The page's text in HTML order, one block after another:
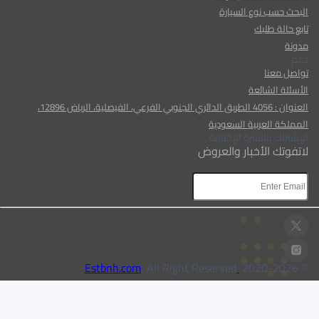
البحث حسب نوع السيارة
تابع حالة طلبك
مدونة
دعم
تواصل معنا
الأسئلة الشائعة
العنوان : 4056 الطريق الدائري الجنوبي الفرعي، الفيصلية، الرياض 12896،
المملكة العربية السعودية
الإشتراك بالنشرة الإخبارية
لاتفوتك الأخبار والعروض
© 2020-
2026
Estbnh.com
, All Right Reserved